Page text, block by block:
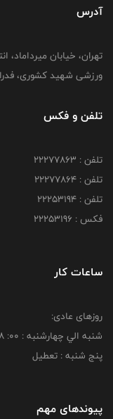
آدرس
تهران، خیابان
ورزشی شهید کشوری،
تلفن و فکس
تلفن : 22277863
تلفن : 22277864
تلفن : 22253194
فکس : 22253196
ساعات کار
روزهای عادی:
شنبه الي چهارشنبه : 00: 8 لغايت 16:00
پنج شنبه : تعطیل
پیوندهای مهم